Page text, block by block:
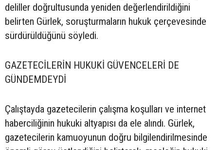
deliller doğrultusunda yeniden değerlendirildiğini
belirten Gürlek, soruşturmaların hukuk çerçevesinde
sürdürüldüğünü söyledi.
GAZETECİLERİN HUKUKİ GÜVENCELERİ DE
GÜNDEMDEYDİ
Çalıştayda gazetecilerin çalışma koşulları ve internet
haberciliğinin hukuki altyapısı da ele alındı. Gürlek,
gazetecilerin kamuoyunun doğru bilgilendirilmesinde